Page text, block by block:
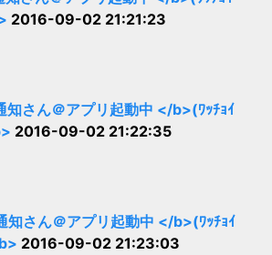
2016-09-02 21:21:23
知さん＠アプリ起動中 </b>(ﾜｯﾁｮｲ
2016-09-02 21:22:35
知さん＠アプリ起動中 </b>(ﾜｯﾁｮｲ
2016-09-02 21:23:03